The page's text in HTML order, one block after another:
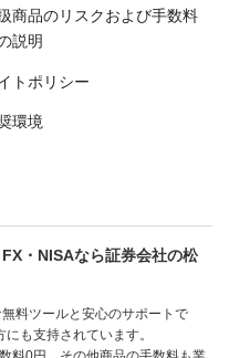
商品のリスクおよび手数料
説明
トポリシー
環境
・NISAなら証券会社の松
料ツールと安心のサポートで
も支持されています。